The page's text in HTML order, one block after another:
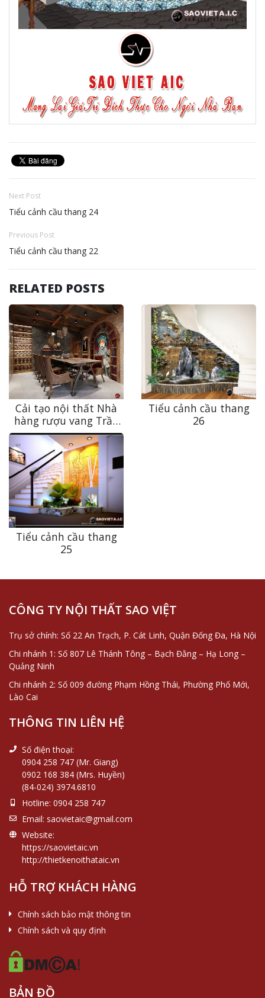
Next Post
Tiểu cảnh cầu thang 24
Previous Post
Tiểu cảnh cầu thang 22
RELATED POSTS
Cải tạo nội thất Nhà
hàng rượu vang Trần
Hưng Đạo độc đáo,
đẳng cấp
Tiểu cảnh cầu thang
26
Tiểu cảnh cầu thang
25
CÔNG TY NỘI THẤT SAO VIỆT
Trụ sở chính: Số 22 An Trạch, P. Cát Linh, Quận Đống Đa, Hà Nội
Chi nhánh 1: Số 807 Lê Thánh Tông – Bạch Đằng – Hạ Long –
Quảng Ninh
Chi nhánh 2: Số 009 đường Phạm Hồng Thái, Phường Phố Mới,
Lào Cai
THÔNG TIN LIÊN HỆ
Số điện thoại:
0904 258 747 (Mr. Giang)
0902 168 384 (Mrs. Huyền)
(84-024) 3974.6810
Hotline: 0904 258 747
Email: saovietaic@gmail.com
Website:
https://saovietaic.vn
http://thietkenoithataic.vn
HỖ TRỢ KHÁCH HÀNG
Chính sách bảo mật thông tin
Chính sách và quy định
BẢN ĐỒ